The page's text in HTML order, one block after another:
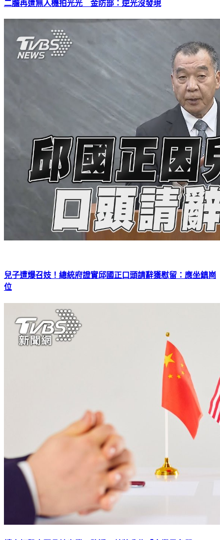
兒子遭爆召妓！總統府證實邱國正口頭請辭獲慰留：應坐鎮崗